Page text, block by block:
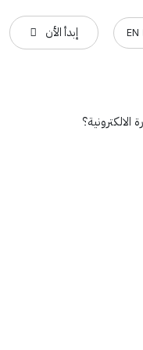
EN إبدأ الأن
الالكترونية؟